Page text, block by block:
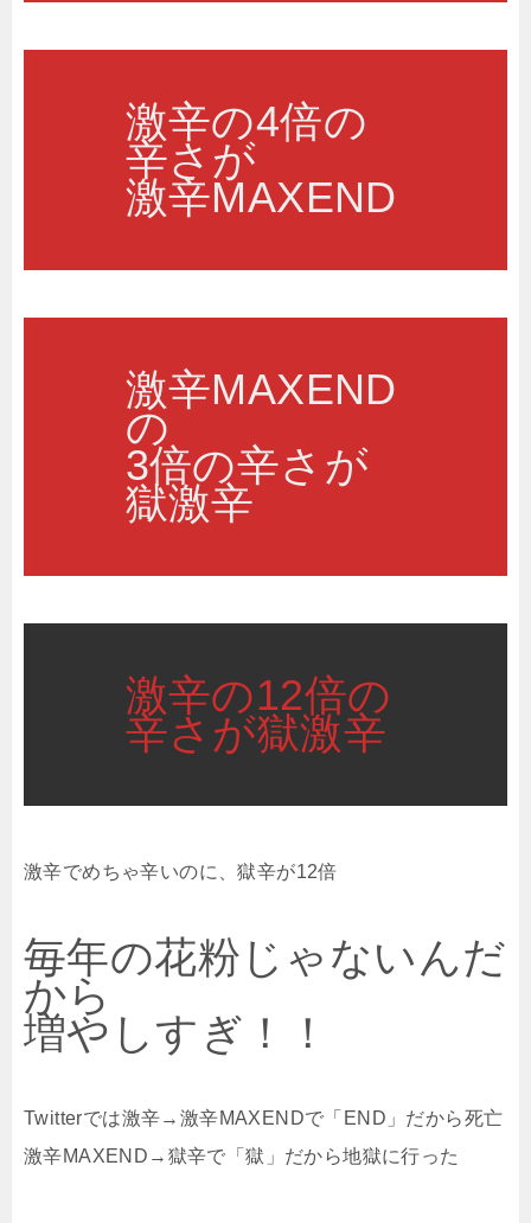
激辛の4倍の
辛さが
激辛MAXEND
激辛MAXEND
の
3倍の辛さが
獄激辛
激辛の12倍の
辛さが獄激辛
激辛でめちゃ辛いのに、獄辛が12倍
毎年の花粉じゃないんだ
から
増やしすぎ！！
Twitterでは激辛→激辛MAXENDで「END」だから死亡
激辛MAXEND→獄辛で「獄」だから地獄に行った